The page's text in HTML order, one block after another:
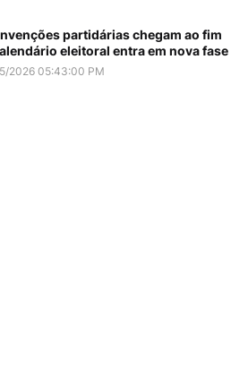
partidárias chegam ao fim
eleitoral entra em nova fase
2026 05:43:00 PM